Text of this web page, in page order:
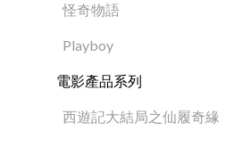
怪奇物語
Playboy
電影產品系列
西遊記大結局之仙履奇緣